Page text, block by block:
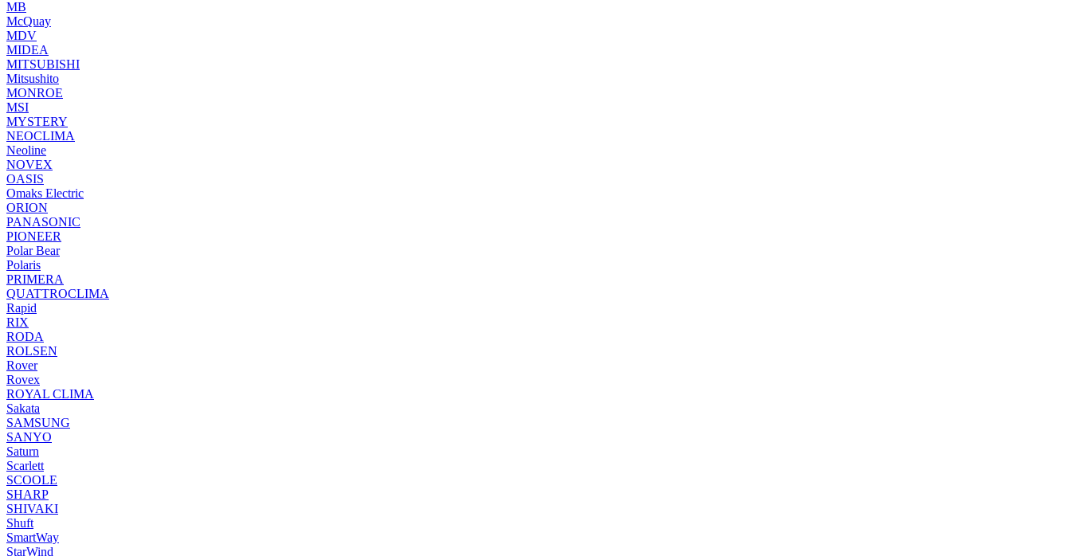
MB
McQuay
MDV
MIDEA
MITSUBISHI
Mitsushito
MONROE
MSI
MYSTERY
NEOCLIMA
Neoline
NOVEX
OASIS
Omaks Electric
ORION
PANASONIC
PIONEER
Polar Bear
Polaris
PRIMERA
QUATTROCLIMA
Rapid
RIX
RODA
ROLSEN
Rover
Rovex
ROYAL CLIMA
Sakata
SAMSUNG
SANYO
Saturn
Scarlett
SCOOLE
SHARP
SHIVAKI
Shuft
SmartWay
StarWind